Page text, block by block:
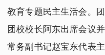
教育专题民主生活会。
团校校长阿东出席会议
常务副书记赵宝东代表